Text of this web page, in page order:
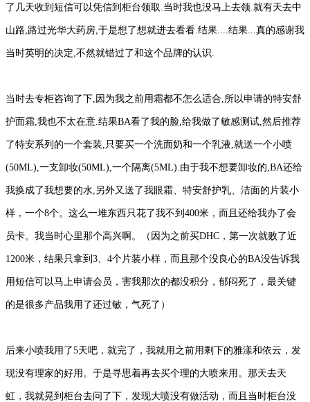
了几天收到短信可以凭信到柜台领取.当时我也没马上去领.就有天去中
山路,路过光华大药房,于是想了想就进去看看.结果....结果...真的感谢我
当时英明的决定,不然就错过了和这个品牌的认识.
当时去专柜咨询了下,因为我之前用霜都不怎么适合,所以申请的特安舒
护面霜,我也不太在意.结果BA看了我的脸,给我做了敏感测试,然后推荐
了特安系列的一个套装,只要买一个洗面奶和一个乳液,就送一个小喷
(50ML),一支卸妆(50ML),一个隔离(5ML).由于我不想要卸妆的,BA还给
我换成了我想要的水,另外又送了我眼霜、特安舒护乳、洁面的片装小
样，一个8个。这么一堆东西只花了我不到400米，而且还给我办了会
员卡。我当时心里那个高兴啊。（因为之前买DHC，第一次就败了近
1200米，结果只拿到3、4个片装小样，而且那个没良心的BA没告诉我
用短信可以马上申请会员，害我那次的都没积分，郁闷死了，最关键
的是很多产品我用了还过敏，气死了）
后来小喷我用了5天吧，就完了，我就用之前用剩下的雅漾和依云，发
现没有理家的好用。于是寻思着再去买个理的大喷来用。那天去天
虹，我就晃到柜台去问了下，发现大喷没有做活动，而且当时柜台没